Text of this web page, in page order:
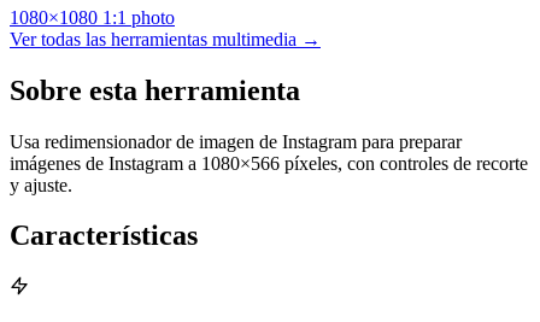
1080×1080 1:1 photo
Ver todas las herramientas multimedia →
Sobre esta herramienta
Usa redimensionador de imagen de Instagram para preparar
imágenes de Instagram a 1080×566 píxeles, con controles de recorte
y ajuste.
Características